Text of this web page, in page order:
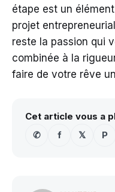
étape est un
projet
reste la passion qui
combinée à la
faire de votre rêve
Cet article vous a
✆
f 𝕏 P